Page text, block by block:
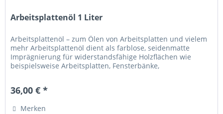
Arbeitsplattenöl 1 Liter
Arbeitsplattenöl – zum Ölen von Arbeitsplatten und vielem
mehr Arbeitsplattenöl dient als farblose, seidenmatte
Imprägnierung für widerstandsfähige Holzflächen wie
beispielsweise Arbeitsplatten, Fensterbänke,
36,00 € *
Merken